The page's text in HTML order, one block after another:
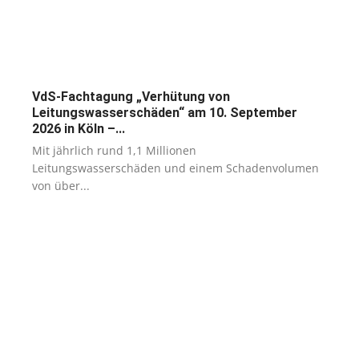
VdS-Fachtagung „Verhütung von
Leitungswasserschäden“ am 10. September
2026 in Köln –...
Mit jährlich rund 1,1 Millionen
Leitungswasserschäden und einem Schadenvolumen
von über...